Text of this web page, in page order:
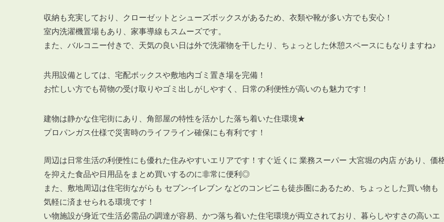
収納も充実しており、クローゼットとシューズボックスがあるため、衣類や靴が多い方でも安心！
室内洗濯機置場もあり、家事導線もスムーズです。
また、バルコニー付きで、天気の良い日は外で洗濯物を干したり、ちょっとした休憩スペースにもなりますね♪
共用設備としては、宅配ボックスや敷地内ゴミ置き場を完備！
お忙しい方でも荷物の受け取りやゴミ出しがしやすく、日常の利便性が高いのも魅力です！
建物は静かな住宅街にあり、角部屋の特性を活かした落ち着いた住環境★
プロパンガス仕様で災害時のライフライン確保にも有利です！
周辺は日常生活の利便性にも優れた住みやすいエリアです！すぐ近くに 業務スーパー 大宮堀の内店 があり、価
を抑えた食品や日用品をまとめ買いするのに非常に便利◎
また、敷地周辺は住宅街ながらも セブン-イレブン などのコンビニも徒歩圏にあるため、ちょっとした買い物も
気軽に済ませられる環境です！
い物施設が身近で生活必需品の調達が容易、かつ落ち着いた住宅環境が両立されており、暮らしやすさの高いエ